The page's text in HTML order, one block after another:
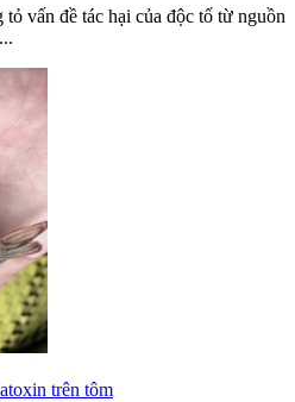
vấn đề tác hại của độc tố từ nguồn
trên tôm